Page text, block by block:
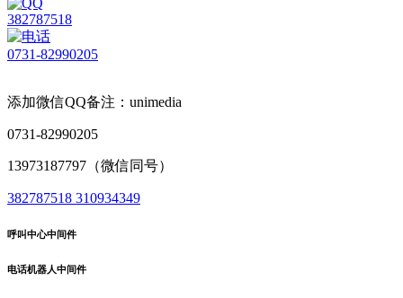
382787518
0731-82990205
添加微信QQ备注：unimedia
0731-82990205
13973187797（微信同号）
382787518 310934349
呼叫中心中间件
电话机器人中间件